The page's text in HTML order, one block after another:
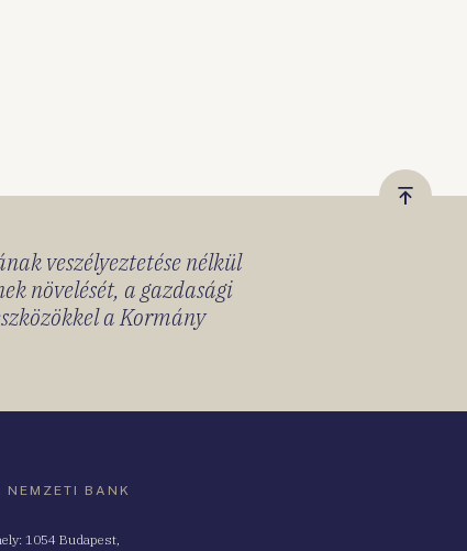
Vissza
veszélyeztetése nélkül
növelését, a gazdasági
a Kormány
NEMZETI BANK
1054 Budapest,